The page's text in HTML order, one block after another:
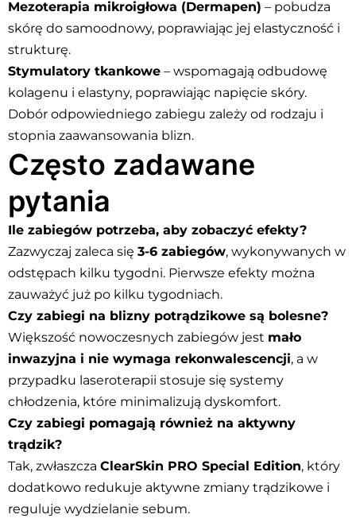
Mezoterapia mikroigłowa (Dermapen) – pobudza
skórę do samoodnowy, poprawiając jej elastyczność i
strukturę.
Stymulatory tkankowe – wspomagają odbudowę
kolagenu i elastyny, poprawiając napięcie skóry.
Dobór odpowiedniego zabiegu zależy od rodzaju i
stopnia zaawansowania blizn.
Często zadawane
pytania
Ile zabiegów potrzeba, aby zobaczyć efekty?
Zazwyczaj zaleca się 3-6 zabiegów, wykonywanych w
odstępach kilku tygodni. Pierwsze efekty można
zauważyć już po kilku tygodniach.
Czy zabiegi na blizny potrądzikowe są bolesne?
Większość nowoczesnych zabiegów jest mało
inwazyjna i nie wymaga rekonwalescencji, a w
przypadku laseroterapii stosuje się systemy
chłodzenia, które minimalizują dyskomfort.
Czy zabiegi pomagają również na aktywny
trądzik?
Tak, zwłaszcza ClearSkin PRO Special Edition, który
dodatkowo redukuje aktywne zmiany trądzikowe i
reguluje wydzielanie sebum.